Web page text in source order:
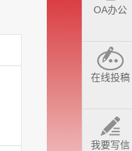
OA办公
在线投稿
我要写信